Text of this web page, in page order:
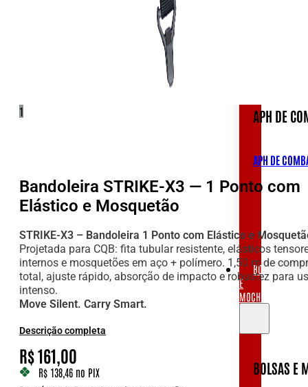
APH DE
APH DE
BOLSAS
E
MOCHILAS
BOLSAS E
1
Bandoleira STRIKE-X3 — 1 Ponto com
Elástico e Mosquetão
STRIKE-X3 – Bandoleira 1 Ponto com Elástico e
Projetada para CQB: fita tubular resistente, elásticos
internos e mosquetões em aço + polímero. 1,50 m de
total, ajuste rápido, absorção de impacto e robustez para
intenso.
Move Silent. Carry Smart.
Descrição completa
R$161,00
R$ 138,46 no PIX